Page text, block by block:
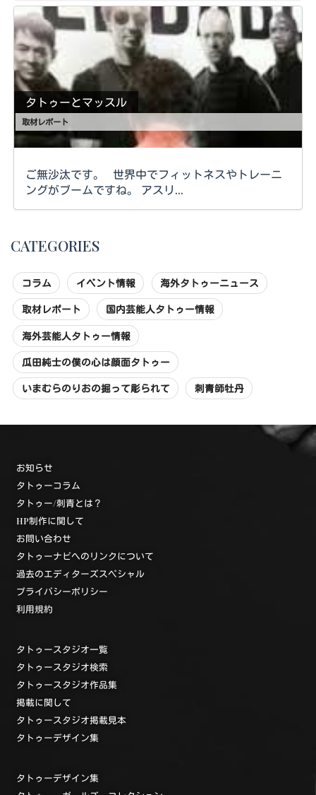
タトゥーとマッスル
取材レポート
ご無沙汰です。 世界中でフィットネスやトレーニ
ングがブームですね。 アスリ...
CATEGORIES
コラム イベント情報 海外タトゥーニュース
取材レポート 国内芸能人タトゥー情報
海外芸能人タトゥー情報
瓜田純士の僕の心は顔面タトゥー
いまむらのりおの掘って彫られて 刺青師牡丹
お知らせ
タトゥーコラム
タトゥー/刺青とは？
HP制作に関して
お問い合わせ
タトゥーナビへのリンクについて
過去のエディターズスペシャル
プライバシーポリシー
利用規約
タトゥースタジオ一覧
タトゥースタジオ検索
タトゥースタジオ作品集
掲載に関して
タトゥースタジオ掲載見本
タトゥーデザイン集
タトゥーデザイン集